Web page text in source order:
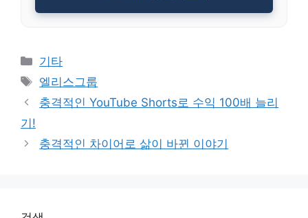
Categories
기타
Tags
엘리스그룹
충격적인 YouTube Shorts로 수익 100배 늘리
기!
충격적인 차이어로 삶이 바뀐 이야기